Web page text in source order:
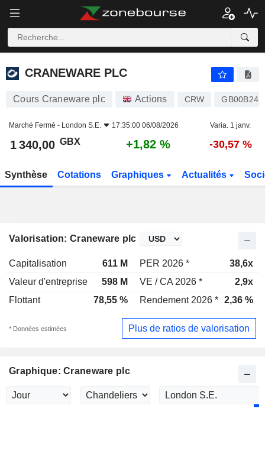
CRANEWARE PLC
CRANEWARE PLC
Cours Craneware plc Actions CRW
Marché Fermé - London S.E. 17:35:00 06/08/2026 Varia. 1 janv.
1 340,00 GBX +1,82 % -30,57 %
Synthèse Cotations Graphiques Actualités
Valorisation: Craneware plc
Capitalisation 611 M PER 2026 *
38,6x
Valeur d'entreprise
598 M VE / CA 2026 *
2,9x
Flottant
78,55 % Rendement 2026 * 2,36 %
* Données estimées Plus de ratios de valorisation
Graphique: Craneware plc